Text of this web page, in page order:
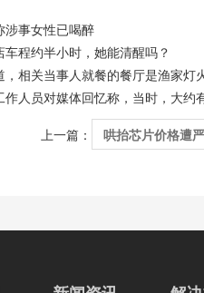
涉事女性已喝醉
车程约半小时，她能清醒吗？
，相关当事人就餐的餐厅是渔家灯
作人员对媒体回忆称，当时，大约
上一篇： 哄抬芯片价格遭